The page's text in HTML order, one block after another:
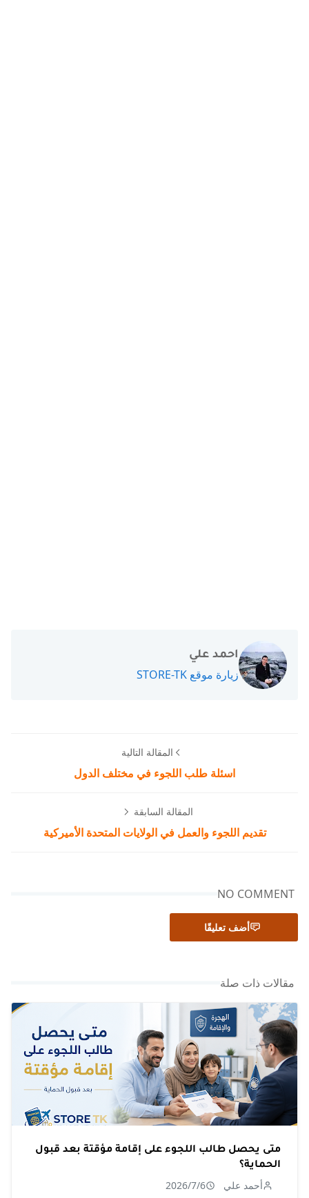
احمد علي
زيارة موقع STORE-TK
المقالة التالية
اسئلة طلب اللجوء في مختلف الدول
المقالة السابقة
تقديم اللجوء والعمل في الولايات المتحدة الأميركية
NO COMMENT
أضف تعليقًا
مقالات ذات صلة
متى يحصل طالب اللجوء على إقامة مؤقتة بعد قبول
الحماية؟
أحمد علي 2026/7/6